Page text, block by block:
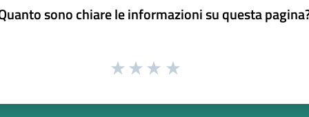
sono chiare le informazioni su questa